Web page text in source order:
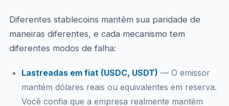
Diferentes stablecoins mantêm sua paridade de
maneiras diferentes, e cada mecanismo tem
diferentes modos de falha:
Lastreadas em fiat (USDC, USDT) — O emissor
mantém dólares reais ou equivalentes em reserva.
Você confia que a empresa realmente mantém